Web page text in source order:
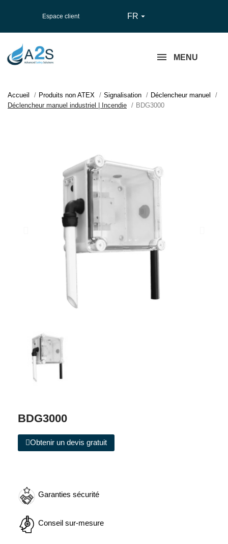
Espace client FR 
MENU
Accueil Produits non ATEX Signalisation
Déclencheur manuel
Déclencheur manuel industriel | Incendie
BDG3000
BDG3000
Obtenir un devis gratuit
Garanties sécurité
Conseil sur-mesure